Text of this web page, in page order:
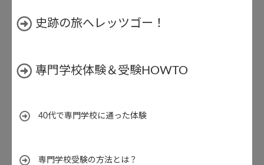
史跡の旅へレッツゴー！
專門学校体験＆受験HOWTO
40代で専門学校に通った体験
専門学校受験の方法とは？